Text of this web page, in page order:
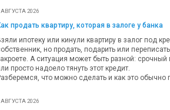
АВГУСТА 2026
продать квартиру, которая в залоге у банка
ипотеку или кинули квартиру в залог под
но продать, подарить или
А ситуация может быть разной:
просто надоело тянуть этот кредит.
что можно сделать и как это обычно
АВГУСТА 2026